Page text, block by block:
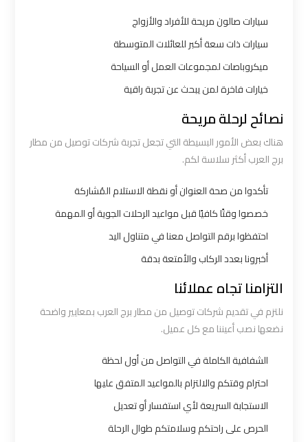
سيارات صالون مريحة للأفراد والأزواج
سيارات ذات سعة أكبر للعائلات المتوسطة
ميكروباصات لمجموعات العمل أو السياحة
خيارات فاخرة لمن يبحث عن تجربة راقية
نصائح لرحلة مريحة
هناك بعض الأمور البسيطة التي تجعل تجربة شركات توصيل من مطار
برج العرب أكثر سلاسة لكم.
تأكدوا من صحة العنوان أو نقطة الاستلام المُشاركة
خصصوا وقتًا كافيًا قبل مواعيد الرحلات الجوية أو المهمة
احتفظوا برقم التواصل معنا في متناول اليد
أخبرونا بعدد الركاب والأمتعة بدقة
التزامنا تجاه عملائنا
نلتزم في تقديم شركات توصيل من مطار برج العرب بمعايير واضحة
نضعها نصب أعيننا مع كل عميل.
الشفافية الكاملة في التواصل من أول لحظة
احترام وقتكم والالتزام بالمواعيد المتفق عليها
الاستجابة السريعة لأي استفسار أو تعديل
الحرص على راحتكم وسلامتكم طوال الرحلة
القاهرة
أسعار
ليموزين
القاهرة
اسكندرية